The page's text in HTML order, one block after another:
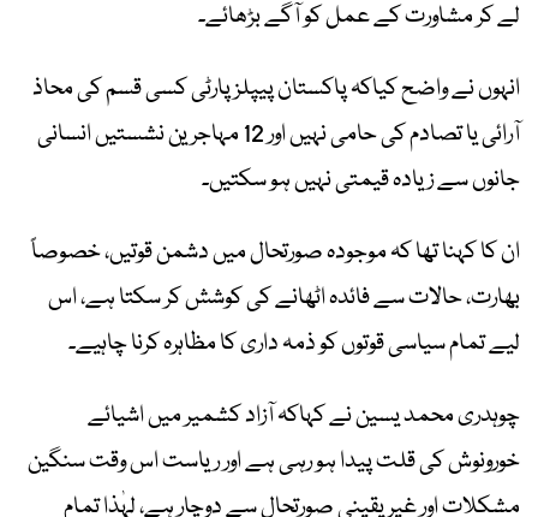
لے کر مشاورت کے عمل کو آگے بڑھائے۔
انہوں نے واضح کیاکہ پاکستان پیپلز پارٹی کسی قسم کی محاذ
آرائی یا تصادم کی حامی نہیں اور 12 مہاجرین نشستیں انسانی
جانوں سے زیادہ قیمتی نہیں ہو سکتیں۔
ان کا کہنا تھا کہ موجودہ صورتحال میں دشمن قوتیں، خصوصاً
بھارت، حالات سے فائدہ اٹھانے کی کوشش کر سکتا ہے، اس
لیے تمام سیاسی قوتوں کو ذمہ داری کا مظاہرہ کرنا چاہیے۔
چوہدری محمد یسین نے کہاکہ آزاد کشمیر میں اشیائے
خورونوش کی قلت پیدا ہو رہی ہے اور ریاست اس وقت سنگین
مشکلات اور غیر یقینی صورتحال سے دوچار ہے، لہٰذا تمام